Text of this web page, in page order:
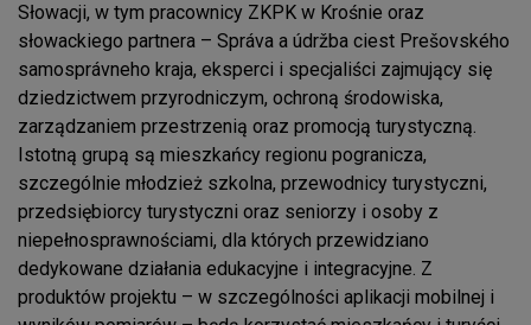
Słowacji, w tym pracownicy ZKPK w Krośnie oraz
słowackiego partnera – Správa a údržba ciest Prešovského
samosprávneho kraja, eksperci i specjaliści zajmujący się
dziedzictwem przyrodniczym, ochroną środowiska,
zarządzaniem przestrzenią oraz promocją turystyczną.
Istotną grupą są mieszkańcy regionu pogranicza,
szczególnie młodzież szkolna, przewodnicy turystyczni,
przedsiębiorcy turystyczni oraz seniorzy i osoby z
niepełnosprawnościami, dla których przewidziano
dedykowane działania edukacyjne i integracyjne. Z
produktów projektu – w szczególności aplikacji mobilnej i